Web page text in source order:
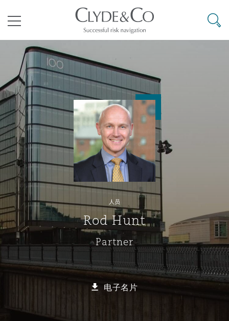
空 Business Jets
Carrier Liability
Commerical Dispute
Debt Recovery
Emergency Response & Crisis
Management
业与咨询
商业
公司
企业、商业与合规保险
数据保护与隐私权
议解决
Commercial Arbitration
Commercial Disputes
Commercial Litigation
源、海洋与贸易
Energy & Natural Resources
Marine
Trade & Commodities
险和再保险
Bermuda Form
Casualty
Corporate, Commercial &
Insurance
Cyber Risk
Employers' & Public Liability
Construction Disputes
环境保护法
基础设施
PPP/PFI
Anti-Bribery & Corruption
Compliance
External Investigations
Financial Services
Fraud & White-Collar Crime
候变化
Code
& Co Newton - 解锁智能索赔新模式
议融资
Eco Audit
罗
普敦
累斯萨拉姆
翰内斯堡
罗比 – 联营办公室
谷
京
里斯班
庆
港
拉加斯
西哥城
约热内卢
地亚哥 – 联营办公室
保罗
布扎比
罗
拜
达
特兰大
士顿
尔加里
加哥
拉斯
伯丁
尔法斯特
明翰
里斯托尔
里
目录
其礼律所事务所
搜寻
人员
Rod Hunt
Partner
电子名片
选择所需部分